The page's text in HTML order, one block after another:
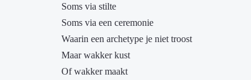
Soms via stilte
Soms via een ceremonie
Waarin een archetype je niet troost
Maar wakker kust
Of wakker maakt